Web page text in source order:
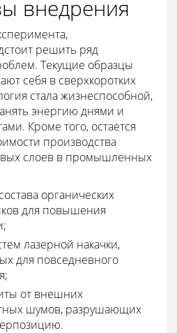
внедрения
решить ряд
Текущие образцы
себя в сверхкоротких
стала жизнеспособной,
энергию днями и
Кроме того, остается
производства
слоев в промышленных
органических
для повышения
лазерной накачки,
для повседневного
от внешних
шумов, разрушающих